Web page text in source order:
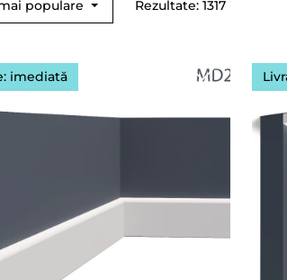
populare Rezultate: 1317
imediată